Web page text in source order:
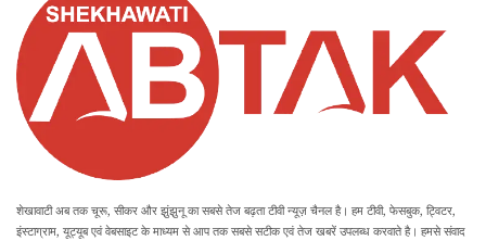
शेखावाटी अब तक चूरू, सीकर और झुंझुनू का सबसे तेज बढ़ता टीवी न्यूज़ चैनल है। हम टीवी, फेसबुक, ट्विटर,
इंस्टाग्राम, यूट्यूब एवं वेबसाइट के माध्यम से आप तक सबसे सटीक एवं तेज खबरें उपलब्ध करवाते है। हमसे संवाद